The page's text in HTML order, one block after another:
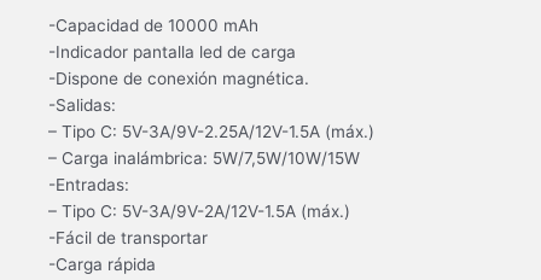
-Capacidad de 10000 mAh
-Indicador pantalla led de carga
-Dispone de conexión magnética.
-Salidas:
– Tipo C: 5V-3A/9V-2.25A/12V-1.5A (máx.)
– Carga inalámbrica: 5W/7,5W/10W/15W
-Entradas:
– Tipo C: 5V-3A/9V-2A/12V-1.5A (máx.)
-Fácil de transportar
-Carga rápida